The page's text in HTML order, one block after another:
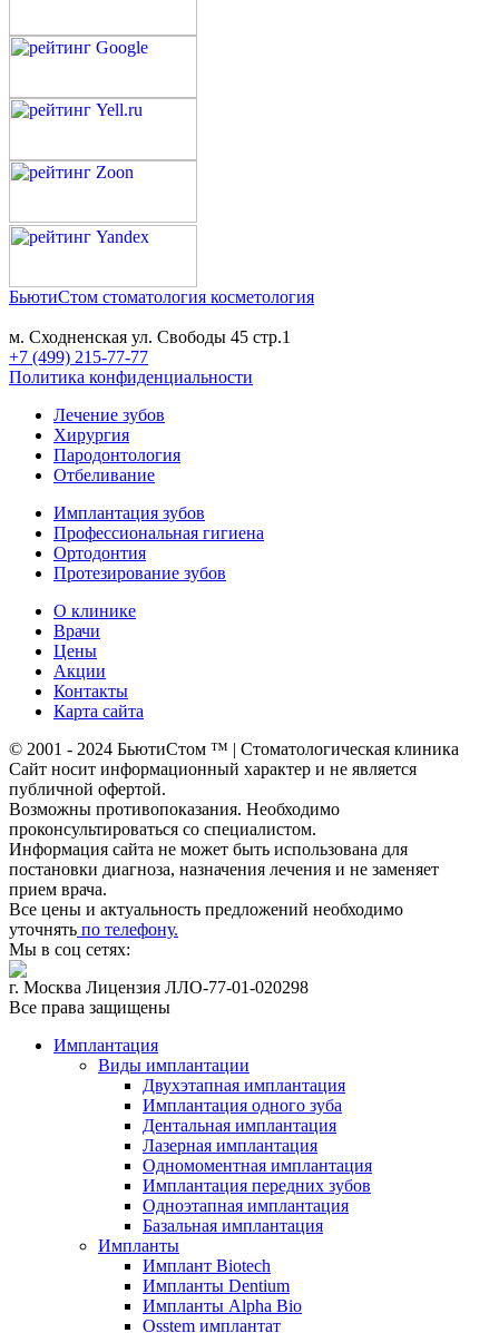
БьютиСтом стоматология косметология
м. Сходненская ул. Свободы 45 стр.1
+7 (499) 215-77-77
Политика конфиденциальности
Лечение зубов
Хирургия
Пародонтология
Отбеливание
Имплантация зубов
Профессиональная гигиена
Ортодонтия
Протезирование зубов
О клинике
Врачи
Цены
Акции
Контакты
Карта сайта
© 2001 - 2024 БьютиСтом ™ | Стоматологическая клиника
Сайт носит информационный характер и не является
публичной офертой.
Возможны противопоказания. Необходимо
проконсультироваться со специалистом.
Информация сайта не может быть использована для
постановки диагноза, назначения лечения и не заменяет
прием врача.
Все цены и актуальность предложений необходимо
уточнять по телефону.
Мы в соц сетях:
г. Москва Лицензия ЛЛО-77-01-020298
Все права защищены
Имплантация
Виды имплантации
Двухэтапная имплантация
Имплантация одного зуба
Дентальная имплантация
Лазерная имплантация
Одномоментная имплантация
Имплантация передних зубов
Одноэтапная имплантация
Базальная имплантация
Импланты
Имплант Biotech
Импланты Dentium
Импланты Alpha Bio
Osstem имплантат